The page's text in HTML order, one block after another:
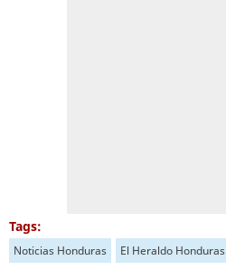
Tags:
Noticias Honduras El Heraldo Honduras